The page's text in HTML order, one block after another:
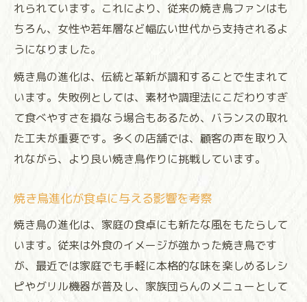
れられています。これにより、従来の焼き鳥ファンはも
ちろん、女性や若年層など幅広い世代から支持されるよ
うになりました。
焼き鳥の進化は、伝統と革新が調和することで生まれて
います。失敗例としては、素材や調理法にこだわりすぎ
て食べやすさを損なう場合もあるため、バランスの取れ
た工夫が重要です。多くの店舗では、顧客の声を取り入
れながら、より良い焼き鳥作りに挑戦しています。
焼き鳥進化が食卓に与える影響を考察
焼き鳥の進化は、家庭の食卓にも新たな風をもたらして
います。従来は外食のイメージが強かった焼き鳥です
が、最近では家庭でも手軽に本格的な味を楽しめるレシ
ピやグリル機器が普及し、家族団らんのメニューとして